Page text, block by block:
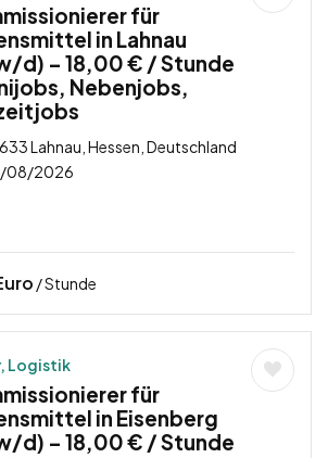
für
in Lahnau
d) – 18,00 € / Stunde
Nebenjobs,
Lahnau, Hessen, Deutschland
08/2026
/ Stunde
Logistik
für
in Eisenberg
d) – 18,00 € / Stunde